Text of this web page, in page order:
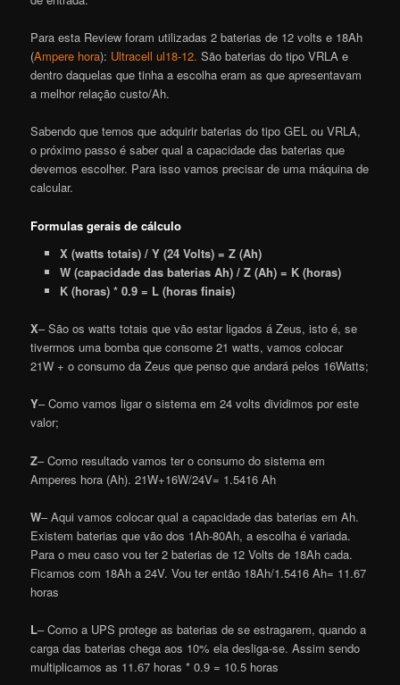
Para esta Review foram utilizadas 2 baterias de 12 volts e 18Ah
(Ampere hora): Ultracell ul18-12. São baterias do tipo VRLA e
dentro daquelas que tinha a escolha eram as que apresentavam
a melhor relação custo/Ah.
Sabendo que temos que adquirir baterias do tipo GEL ou VRLA,
o próximo passo é saber qual a capacidade das baterias que
devemos escolher. Para isso vamos precisar de uma máquina de
calcular.
Formulas gerais de cálculo
X (watts totais) / Y (24 Volts) = Z (Ah)
W (capacidade das baterias Ah) / Z (Ah) = K (horas)
K (horas) * 0.9 = L (horas finais)
X– São os watts totais que vão estar ligados á Zeus, isto é, se
tivermos uma bomba que consome 21 watts, vamos colocar
21W + o consumo da Zeus que penso que andará pelos 16Watts;
Y– Como vamos ligar o sistema em 24 volts dividimos por este
valor;
Z– Como resultado vamos ter o consumo do sistema em
Amperes hora (Ah). 21W+16W/24V= 1.5416 Ah
W– Aqui vamos colocar qual a capacidade das baterias em Ah.
Existem baterias que vão dos 1Ah-80Ah, a escolha é variada.
Para o meu caso vou ter 2 baterias de 12 Volts de 18Ah cada.
Ficamos com 18Ah a 24V. Vou ter então 18Ah/1.5416 Ah= 11.67
horas
L– Como a UPS protege as baterias de se estragarem, quando a
carga das baterias chega aos 10% ela desliga-se. Assim sendo
multiplicamos as 11.67 horas * 0.9 = 10.5 horas